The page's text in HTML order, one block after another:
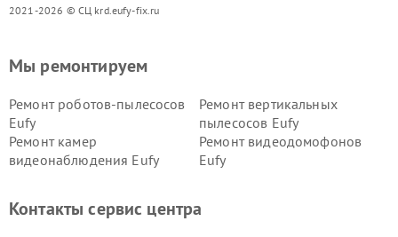
2021-2026 © СЦ krd.eufy-fix.ru
Мы ремонтируем
Ремонт роботов-пылесосов
Eufy
Ремонт вертикальных
пылесосов Eufy
Ремонт камер
видеонаблюдения Eufy
Ремонт видеодомофонов
Eufy
Контакты сервис центра